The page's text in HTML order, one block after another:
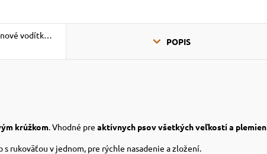
vodítko
10%
POPIS
krúžkom. Vhodné pre aktívnych psov všetkých veľkostí a plemien
s rukoväťou v jednom, pre rýchle nasadenie a zložení.